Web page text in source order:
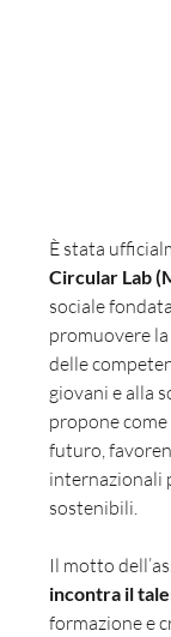
È stata
Circular Lab
sociale
promuovere
delle
giovani e alla
propone
futuro,
internazionali
sostenibili.
Il motto
incontra il
formazione e